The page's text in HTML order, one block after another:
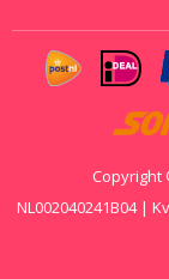
Copyright
NL002040241B04 |